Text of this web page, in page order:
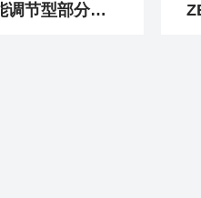
Q60-1苏贝智能调节型部分回转阀门电动执行机构